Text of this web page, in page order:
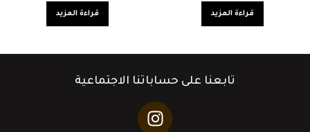
قراءة المزيد قراءة المزيد
تابعنا على حساباتنا الاجتماعية